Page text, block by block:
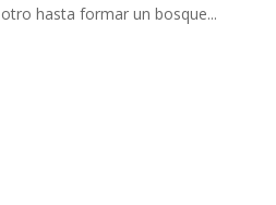
otro hasta formar un bosque...